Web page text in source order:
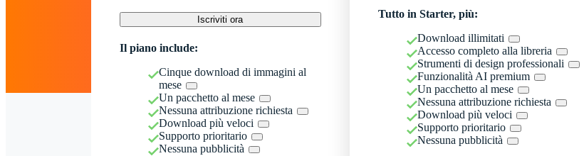
Iscriviti ora
Il piano include:
Cinque download di immagini al
mese
Un pacchetto al mese
Nessuna attribuzione richiesta
Download più veloci
Supporto prioritario
Nessuna pubblicità
Tutto in Starter, più:
Download illimitati
Accesso completo alla libreria
Strumenti di design professionali
Funzionalità AI premium
Un pacchetto al mese
Nessuna attribuzione richiesta
Download più veloci
Supporto prioritario
Nessuna pubblicità